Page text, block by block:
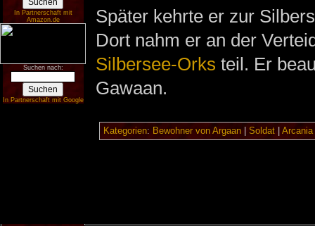
In Partnerschaft mit
Amazon.de
Suchen nach:
In Partnerschaft mit Google
Später kehrte er zur
Dort nahm er an der
Silbersee-Orks teil. Er
Gawaan.
Kategorien: Bewohner von Argaan| Soldat| Arcania